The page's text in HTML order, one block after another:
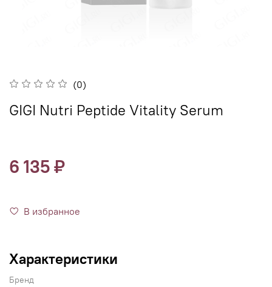
(0)
GIGI Nutri Peptide Vitality Serum
6 135 ₽
В избранное
Характеристики
Бренд